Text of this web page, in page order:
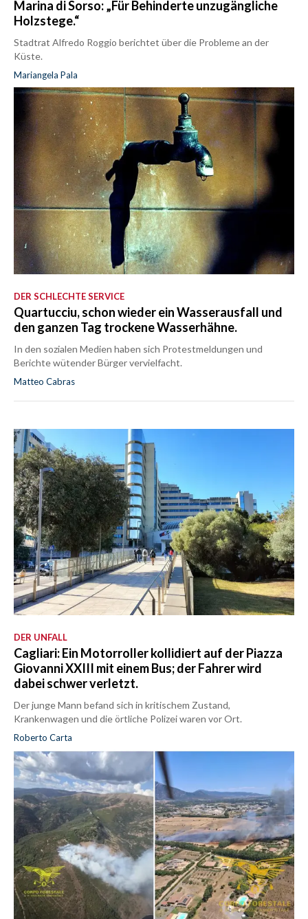
Marina di Sorso: „Für Behinderte unzugängliche
Holzstege.“
Stadtrat Alfredo Roggio berichtet über die Probleme an der
Küste.
Mariangela Pala
DER SCHLECHTE SERVICE
Quartucciu, schon wieder ein Wasserausfall und
den ganzen Tag trockene Wasserhähne.
In den sozialen Medien haben sich Protestmeldungen und
Berichte wütender Bürger vervielfacht.
Matteo Cabras
DER UNFALL
Cagliari: Ein Motorroller kollidiert auf der Piazza
Giovanni XXIII mit einem Bus; der Fahrer wird
dabei schwer verletzt.
Der junge Mann befand sich in kritischem Zustand,
Krankenwagen und die örtliche Polizei waren vor Ort.
Roberto Carta